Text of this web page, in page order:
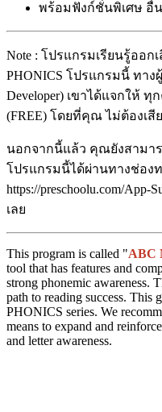
พร้อมฟังก์ชั่นพิเศษ อื่
Note : โปรแกรมเรียนรู้ออก
PHONICS โปรแกรมนี้ ทาง
Developer) เขาได้แจกให้
(FREE) โดยที่คุณ ไม่ต้องเสี
นอกจากนี้แล้ว คุณยังสามา
โปรแกรมนี้ได้ผ่านทางช่องท
https://preschoolu.com/
เลย
This program is called "ABC
tool that has features and
strong phonemic awareness.
path to reading success.
PHONICS series. We
means to expand and
and letter awareness.